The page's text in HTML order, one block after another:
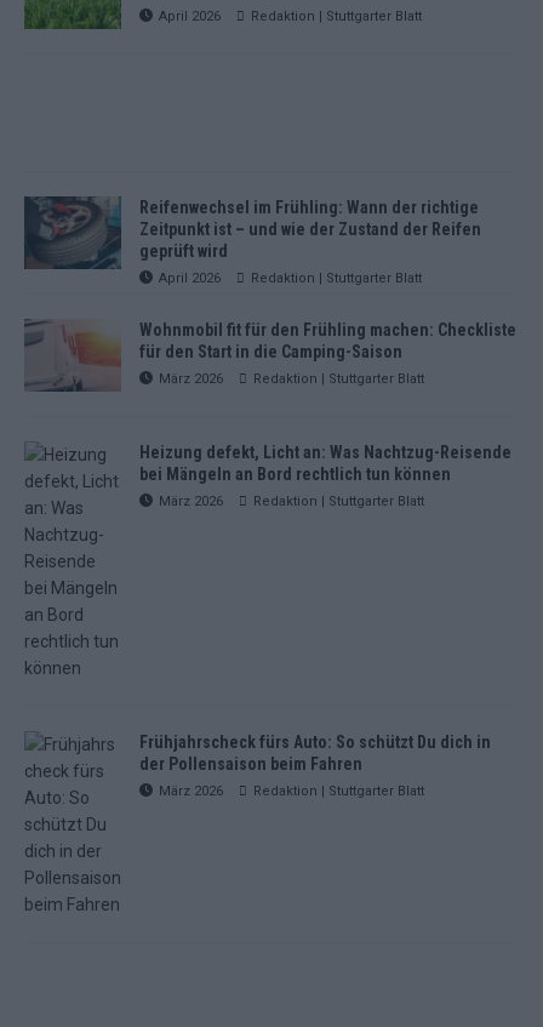
April 2026 Redaktion | Stuttgarter Blatt
Reifenwechsel im Frühling: Wann der richtige
Zeitpunkt ist – und wie der Zustand der Reifen
geprüft wird
April 2026 Redaktion | Stuttgarter Blatt
Wohnmobil fit für den Frühling machen: Checkliste
für den Start in die Camping-Saison
März 2026 Redaktion | Stuttgarter Blatt
Heizung defekt, Licht an: Was Nachtzug-Reisende
bei Mängeln an Bord rechtlich tun können
März 2026 Redaktion | Stuttgarter Blatt
Frühjahrscheck fürs Auto: So schützt Du dich in
der Pollensaison beim Fahren
März 2026 Redaktion | Stuttgarter Blatt